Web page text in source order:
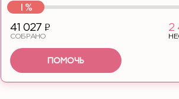
1%
41 027 ф
СОБРАНО
2
ПОМОЧЬ